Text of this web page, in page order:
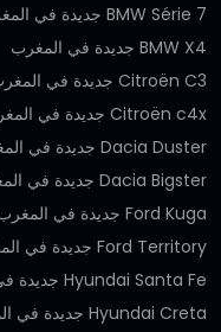
BMW Série 7 جديدة في المغرب
BMW X4 جديدة في المغرب
Citroën C3 جديدة في المغرب
Citroën c4x جديدة في المغرب
Dacia Duster جديدة في المغرب
Dacia Bigster جديدة في المغرب
Ford Kuga جديدة في المغرب
Ford Territory جديدة في المغرب
Hyundai Santa Fe جديدة في المغرب
Hyundai Creta جديدة في المغرب